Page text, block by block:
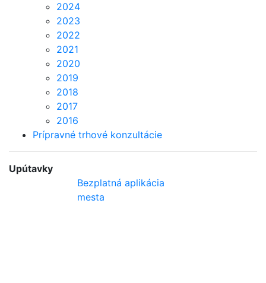
2024
2023
2022
2021
2020
2019
2018
2017
2016
Prípravné trhové konzultácie
Upútavky
Bezplatná aplikácia
mesta